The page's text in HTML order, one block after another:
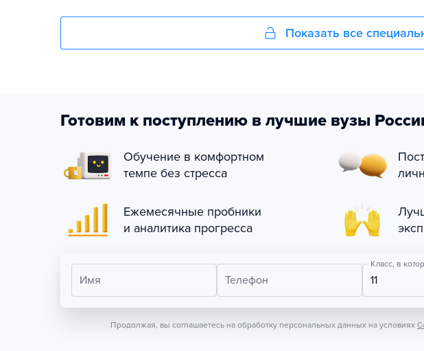
Показать все
Готовим к поступлению в лучшие вузы
Обучение в комфортном
темпе без стресса
Ежемесячные пробники
и аналитика прогресса
Имя Телефон
Класс, в
11
Продолжая, вы соглашаетесь на обработку персональных данных на условиях